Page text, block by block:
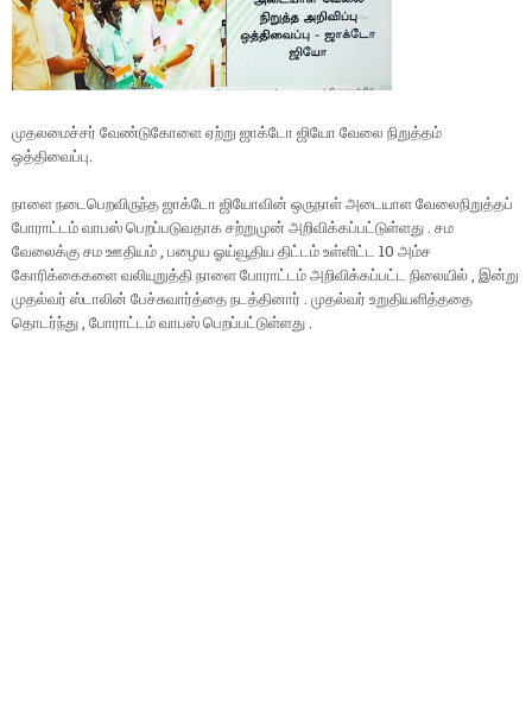
முதலமைச்சர் வேண்டுகோளை ஏற்று ஜாக்டோ ஜியோ வேலை நிறுத்தம்
ஒத்திவைப்பு.
நாளை நடைபெறவிருந்த ஜாக்டோ ஜியோவின் ஒருநாள் அடையாள வேலைநிறுத்தப்
போராட்டம் வாபஸ் பெறப்படுவதாக சற்றுமுன் அறிவிக்கப்பட்டுள்ளது . சம
வேலைக்கு சம ஊதியம் , பழைய ஓய்வூதிய திட்டம் உள்ளிட்ட 10 அம்ச
கோரிக்கைகளை வலியுறுத்தி நாளை போராட்டம் அறிவிக்கப்பட்ட நிலையில் , இன்று
முதல்வர் ஸ்டாலின் பேச்சுவார்த்தை நடத்தினார் . முதல்வர் உறுதியளித்ததை
தொடர்ந்து , போராட்டம் வாபஸ் பெறப்பட்டுள்ளது .